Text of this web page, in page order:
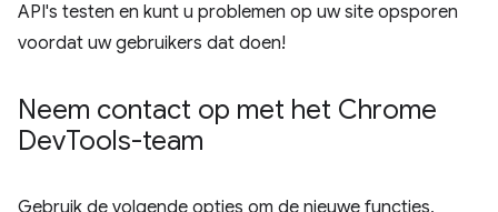
API's testen en kunt u problemen op uw site opsporen
voordat uw gebruikers dat doen!
Neem contact op met het Chrome
DevTools-team